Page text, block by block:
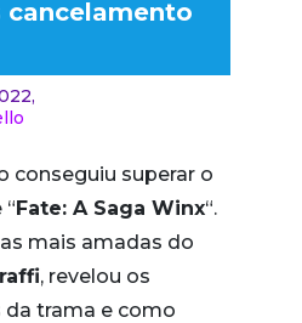
cancelamento
conseguiu superar o
Fate: A Saga Winx“.
mais amadas do
, revelou os
trama e como